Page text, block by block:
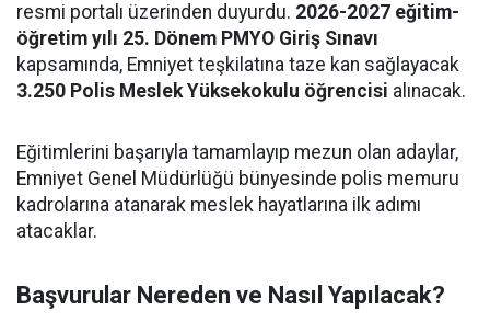
resmi portalı üzerinden duyurdu. 2026-2027 eğitim-
öğretim yılı 25. Dönem PMYO Giriş Sınavı
kapsamında, Emniyet teşkilatına taze kan sağlayacak
3.250 Polis Meslek Yüksekokulu öğrencisi alınacak.
Eğitimlerini başarıyla tamamlayıp mezun olan adaylar,
Emniyet Genel Müdürlüğü bünyesinde polis memuru
kadrolarına atanarak meslek hayatlarına ilk adımı
atacaklar.
Başvurular Nereden ve Nasıl Yapılacak?